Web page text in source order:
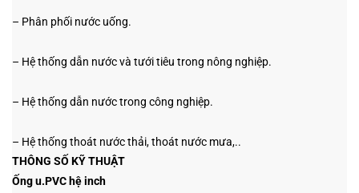
– Phân phối nước uống.
– Hệ thống dẫn nước và tưới tiêu trong nông nghiệp.
– Hệ thống dẫn nước trong công nghiệp.
– Hệ thống thoát nước thải, thoát nước mưa,..
THÔNG SỐ KỸ THUẬT
Ống u.PVC hệ inch